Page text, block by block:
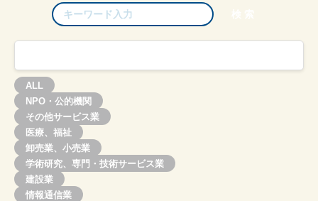
ALL
NPO・公的機関
その他サービス業
医療、福祉
卸売業、小売業
学術研究、専門・技術サービス業
建設業
情報通信業